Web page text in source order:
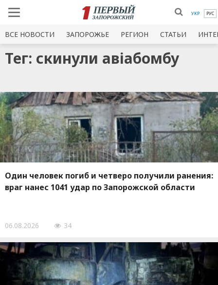
УКР РУС
ВСЕ НОВОСТИ ЗАПОРОЖЬЕ РЕГИОН СТАТЬИ
Тег: скинули авіабомбу
Один человек погиб и четверо получили ранения:
враг нанес 1041 удар по Запорожской области
06.08.2026 34